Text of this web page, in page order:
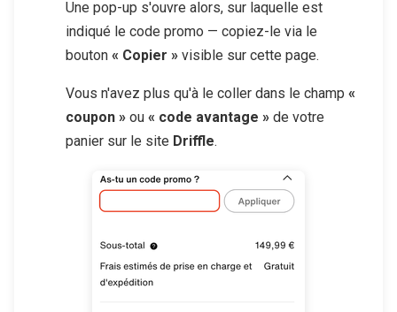
Une pop-up s'ouvre alors, sur laquelle est
indiqué le code promo — copiez-le via le
bouton « Copier » visible sur cette page.
Vous n'avez plus qu'à le coller dans le champ «
coupon » ou « code avantage » de votre
panier sur le site Driffle.